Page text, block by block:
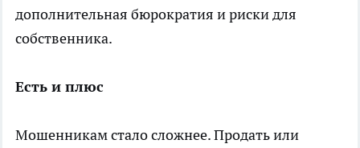
дополнительная бюрократия и риски для
собственника.
Есть и плюс
Мошенникам стало сложнее. Продать или